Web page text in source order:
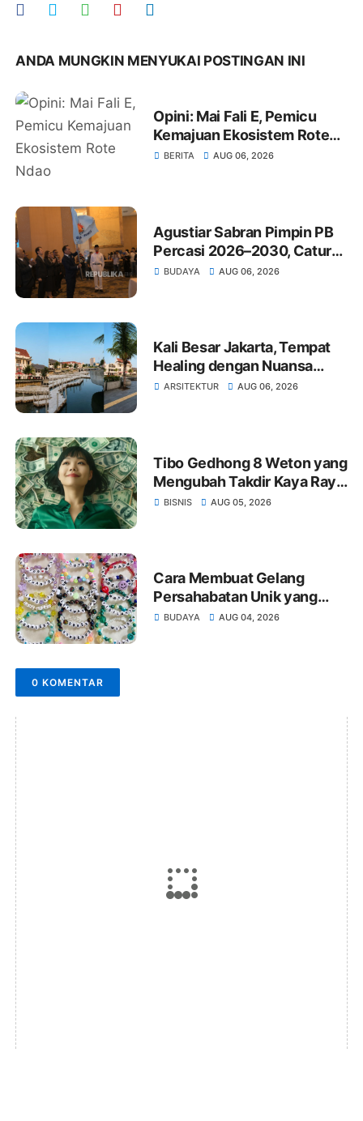
ANDA MUNGKIN MENYUKAI POSTINGAN INI
Opini: Mai Fali E, Pemicu
Kemajuan Ekosistem Rote
Ndao
BERITA AUG 06, 2026
Agustiar Sabran Pimpin PB
Percasi 2026–2030, Catur
Masuk Sekolah dan
BUDAYA AUG 06, 2026
Kali Besar Jakarta, Tempat
Healing dengan Nuansa
Batavia yang Masih Memikat
ARSITEKTUR AUG 06, 2026
Tibo Gedhong 8 Weton yang
Mengubah Takdir Kaya Raya
dan Hidup Makmur Sejak
BISNIS AUG 05, 2026
Cara Membuat Gelang
Persahabatan Unik yang
Mudah!
BUDAYA AUG 04, 2026
0 KOMENTAR